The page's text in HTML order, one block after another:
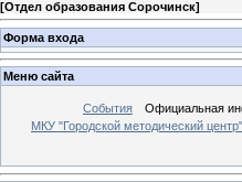
[Отдел образования Сорочинск]
Форма входа
Меню сайта
События Официальная
МКУ "Городской методический центр"